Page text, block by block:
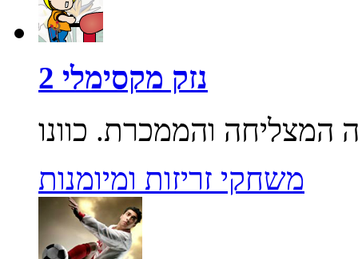
נזק מקסימלי 2
משחקי זריזות ומיומנות